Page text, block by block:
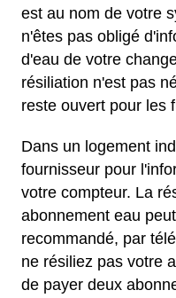
est au nom de votre
n'êtes pas obligé
d'eau de votre
résiliation n'est pas
reste ouvert pour les
Dans un logement
fournisseur pour
votre compteur. La
abonnement eau
recommandé, par
ne résiliez pas votre
de payer deux